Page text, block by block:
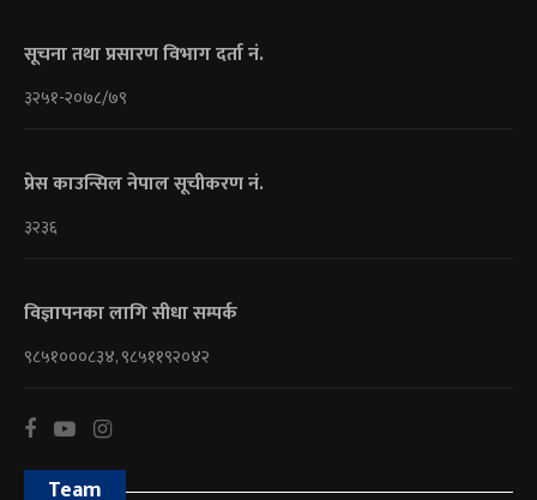
सूचना तथा प्रसारण विभाग दर्ता नं.
३२५१-२०७८/७९
प्रेस काउन्सिल नेपाल सूचीकरण नं.
३२३६
विज्ञापनका लागि सीधा सम्पर्क
९८५१०००८३४, ९८५११९२०४२
Team